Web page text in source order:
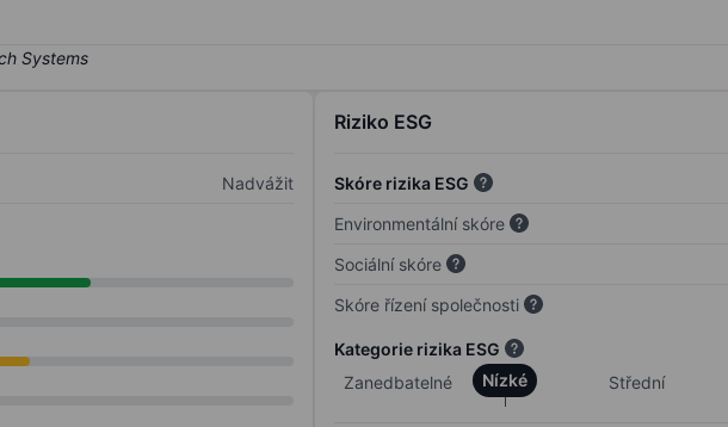
Nadvážit
Riziko ESG
Skóre rizika ESG
Environmentální skóre
Sociální skóre
Skóre řízení společnosti
Kategorie rizika ESG
Zanedbatelné
Nízké Střední